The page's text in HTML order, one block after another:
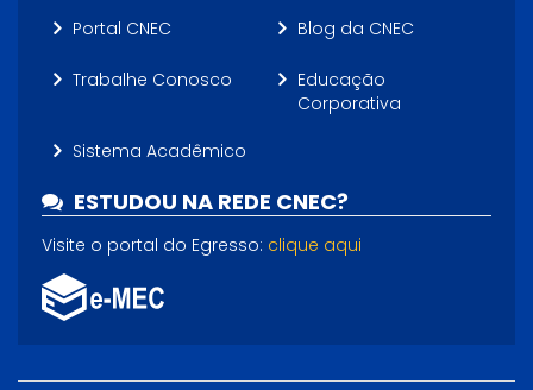
Portal CNEC Blog da CNEC
Trabalhe Conosco
Educação
Corporativa
Sistema Acadêmico
ESTUDOU NA REDE CNEC?
Visite o portal do Egresso: clique aqui